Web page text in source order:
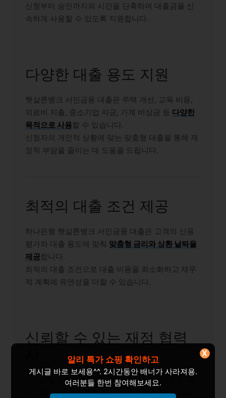
신청부터 승인까지의 시간을 단축하여 대출금을 신
속하게 사용할 수 있도록 지원합니다.
다양한 대출 용도 지원
햇살론뱅크 서민금융 대출은 주택 개선, 교육 비용,
의료비 지출, 중소기업 자금, 가계 비상금 등 다양한
목적으로 사용할 수 있습니다.
신청자의 개인적 상황에 맞는 맞춤형 대출을 통해 재
정적 부담을 줄이는 데 도움을 드립니다.
최적의 대출 조건 제공
하나은행 햇살론뱅크 서민금융 대출은 고객의 신용
평가와 대출 용도에 맞춰 맞춤형 금리와 상환 날짜을
제공합니다.
최적의 대출 조건으로 대출 비용을 최소화하고 재무
적 계획에 유연성을 더할 수 있습니다.
신뢰할 수 있는 재정 협력
하나은행은 100년 이상의 오랜 역사와 안정적인 재
무 기반을 갖춘신뢰할 수 있는 재정 협력사입니다.
알리 특가 쇼핑 확인하고
게시글 바로 보세용^^. 2시간동안 배너가 사라져용.
여러분들 한번 참여해보세요.
X